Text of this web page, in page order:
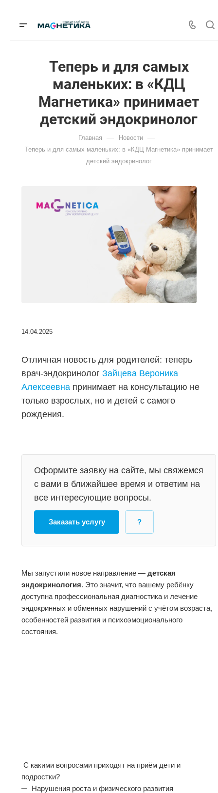
Теперь и для самых
маленьких: в «КДЦ
Магнетика» принимает
детский эндокринолог
Главная — Новости —
Теперь и для самых маленьких: в «КДЦ Магнетика» принимает
детский эндокринолог
14.04.2025
Отличная новость для родителей: теперь
врач-эндокринолог Зайцева Вероника
Алексеевна принимает на консультацию не
только взрослых, но и детей с самого
рождения.
Оформите заявку на сайте, мы свяжемся
с вами в ближайшее время и ответим на
все интересующие вопросы.
Заказать услугу ?
Мы запустили новое направление — детская
эндокринология. Это значит, что вашему ребёнку
доступна профессиональная диагностика и лечение
эндокринных и обменных нарушений с учётом возраста,
особенностей развития и психоэмоционального
состояния.
С какими вопросами приходят на приём дети и
подростки?
Нарушения роста и физического развития